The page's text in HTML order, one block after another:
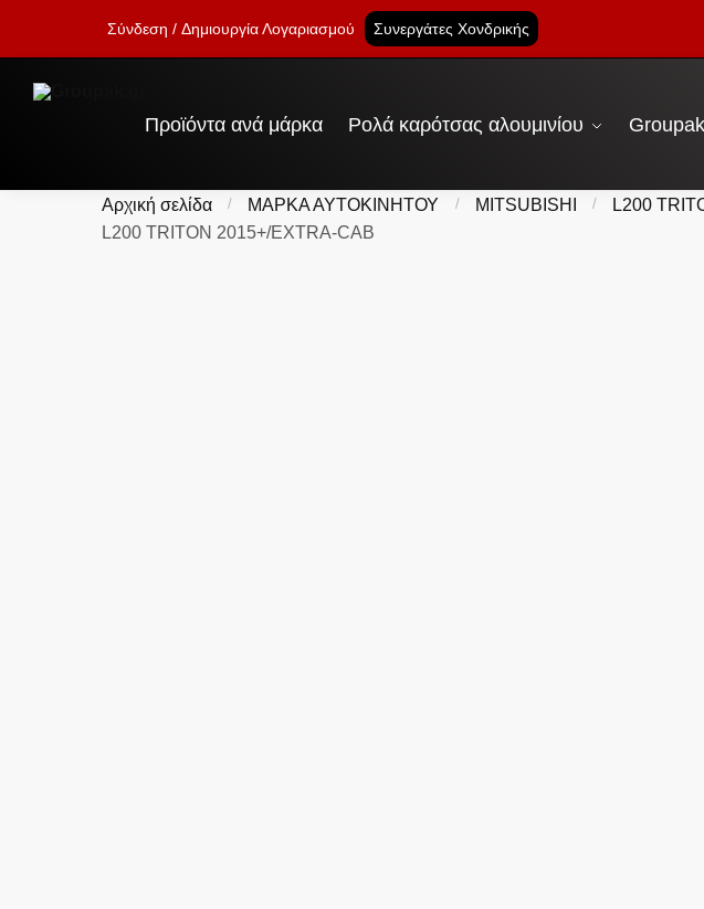
Σύνδεση Δημιουργία Λογαριασμού Συνεργάτες Χονδρικής
Προϊόντα ανά μάρκα Ρολά καρότσας αλουμινίου
Αρχική σελίδα / ΜΑΡΚΑ ΑΥΤΟΚΙΝΗΤΟΥ / MITSUBISHI / L200
L200 TRITON 2015+/EXTRA-CAB